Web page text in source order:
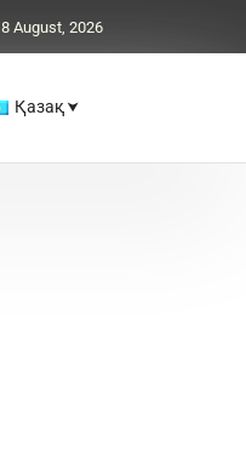
8 August, 2026
Қазақ